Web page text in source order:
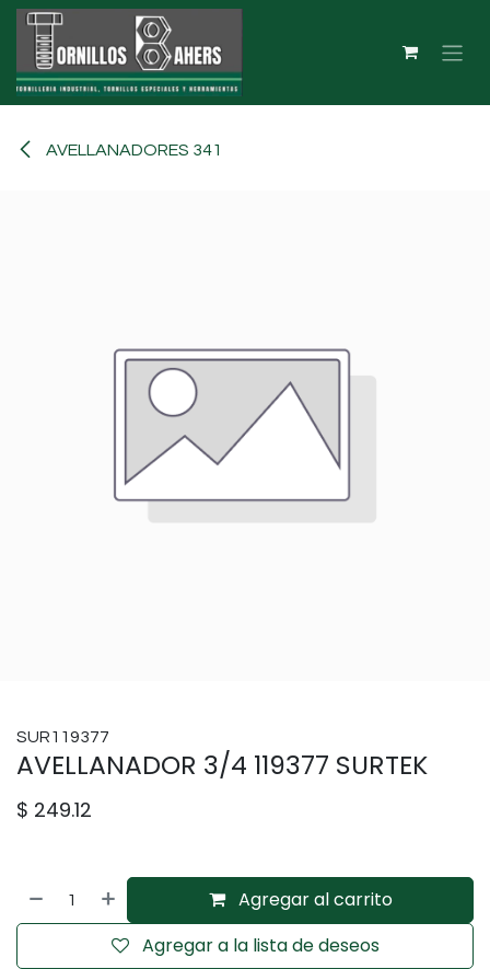
Ir al contenido
AVELLANADORES 341
SUR119377
AVELLANADOR 3/4 119377 SURTEK
$ 249.12
Agregar al carrito
Agregar a la lista de deseos